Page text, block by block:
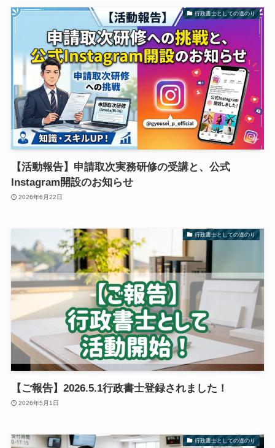
行政書士としての道のり
【活動報告】申請取次実務研修の受講と、公式
Instagram開設のお知らせ
2026年6月22日
行政書士としての道のり
【ご報告】2026.5.1行政書士登録されました！
2026年5月1日
行政書士としての道のり